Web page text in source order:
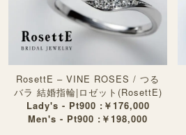
RosettE – VINE ROSES / つる
バラ 結婚指輪|ロゼット(RosettE)
Lady's - Pt900 :￥176,000
Men's - Pt900 :￥198,000